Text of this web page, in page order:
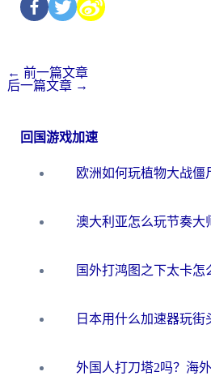
← 前一篇文章
后一篇文章 →
回国游戏加速